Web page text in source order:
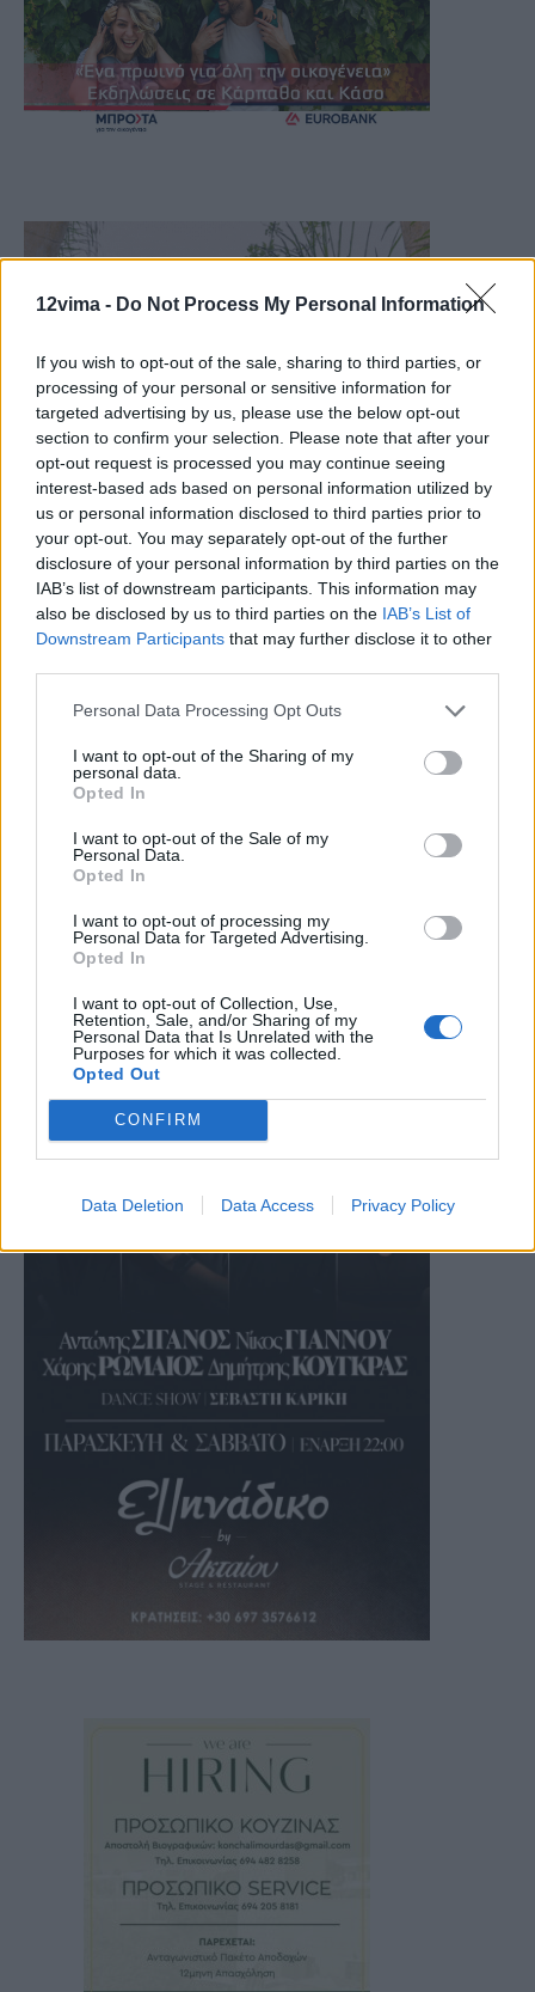
12vima - Do Not Process My Personal Information
If you wish to opt-out of the sale, sharing to third parties, or
processing of your personal or sensitive information for
targeted advertising by us, please use the below opt-out
section to confirm your selection. Please note that after your
opt-out request is processed you may continue seeing
interest-based ads based on personal information utilized by
us or personal information disclosed to third parties prior to
your opt-out. You may separately opt-out of the further
disclosure of your personal information by third parties on the
IAB’s list of downstream participants. This information may
also be disclosed by us to third parties on the IAB’s List of
Downstream Participants that may further disclose it to other
Personal Data Processing Opt Outs
I want to opt-out of the Sharing of my
personal data.
Opted In
I want to opt-out of the Sale of my
Personal Data.
Opted In
I want to opt-out of processing my
Personal Data for Targeted Advertising.
Opted In
I want to opt-out of Collection, Use,
Retention, Sale, and/or Sharing of my
Personal Data that Is Unrelated with the
Purposes for which it was collected.
Opted Out
CONFIRM
Data Deletion Data Access Privacy Policy